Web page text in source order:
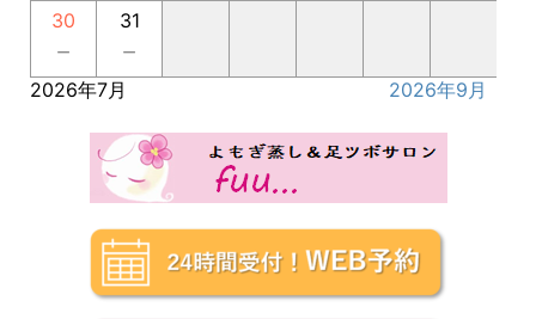
30
－
31
－
2026年7月 2026年9月